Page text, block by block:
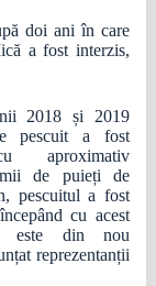
doi ani în care
a fost interzis,
2018 și 2019
pescuit a fost
aproximativ
de puieți de
pescuitul a fost
cu acest
este din nou
reprezentanții